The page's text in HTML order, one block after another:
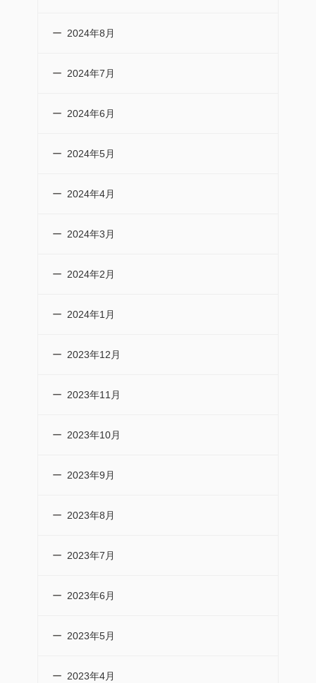
2024年8月
2024年7月
2024年6月
2024年5月
2024年4月
2024年3月
2024年2月
2024年1月
2023年12月
2023年11月
2023年10月
2023年9月
2023年8月
2023年7月
2023年6月
2023年5月
2023年4月